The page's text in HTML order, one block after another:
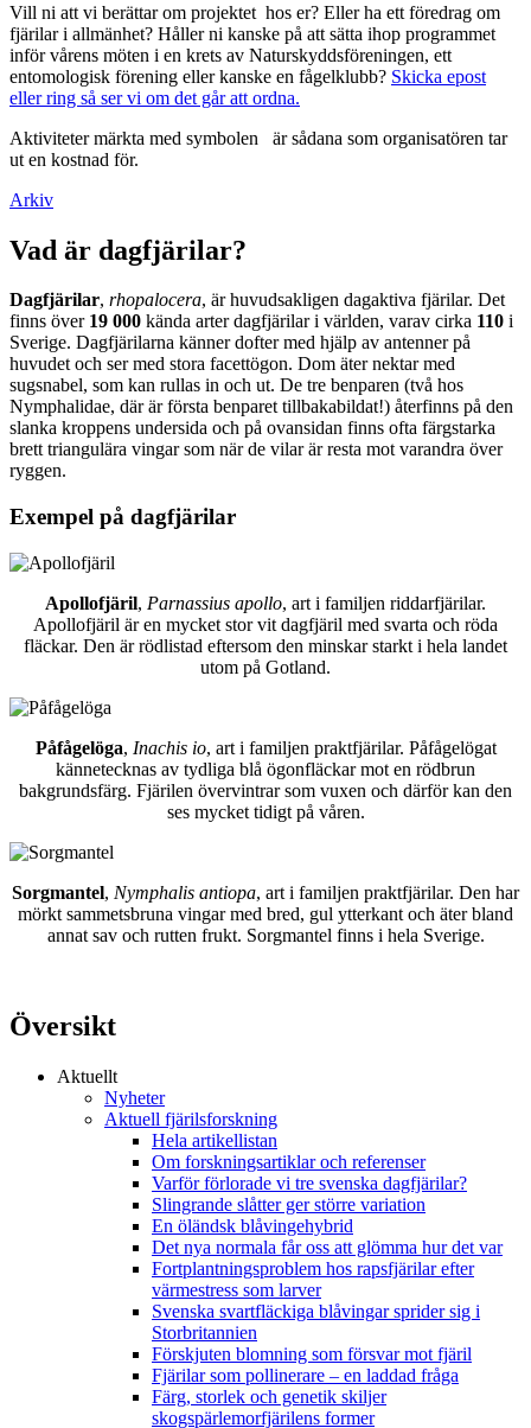
Vill ni att vi berättar om projektet hos er? Eller ha ett föredrag om
fjärilar i allmänhet? Håller ni kanske på att sätta ihop programmet
inför vårens möten i en krets av Naturskyddsföreningen, ett
entomologisk förening eller kanske en fågelklubb? Skicka epost
eller ring så ser vi om det går att ordna.
Aktiviteter märkta med symbolen
är sådana som organisatören tar
ut en kostnad för.
Arkiv
Vad är dagfjärilar?
Dagfjärilar, rhopalocera, är huvudsakligen dagaktiva fjärilar. Det
finns över 19 000 kända arter dagfjärilar i världen, varav cirka 110 i
Sverige. Dagfjärilarna känner dofter med hjälp av antenner på
huvudet och ser med stora facettögon. Dom äter nektar med
sugsnabel, som kan rullas in och ut. De tre benparen (två hos
Nymphalidae, där är första benparet tillbakabildat!) återfinns på den
slanka kroppens undersida och på ovansidan finns ofta färgstarka
brett triangulära vingar som när de vilar är resta mot varandra över
ryggen.
Exempel på dagfjärilar
Apollofjäril, Parnassius apollo, art i familjen riddarfjärilar.
Apollofjäril är en mycket stor vit dagfjäril med svarta och röda
fläckar. Den är rödlistad eftersom den minskar starkt i hela landet
utom på Gotland.
Påfågelöga, Inachis io, art i familjen praktfjärilar. Påfågelögat
kännetecknas av tydliga blå ögonfläckar mot en rödbrun
bakgrundsfärg. Fjärilen övervintrar som vuxen och därför kan den
ses mycket tidigt på våren.
Sorgmantel, Nymphalis antiopa, art i familjen praktfjärilar. Den har
mörkt sammetsbruna vingar med bred, gul ytterkant och äter bland
annat sav och rutten frukt. Sorgmantel finns i hela Sverige.
Översikt
Aktuellt
Nyheter
Aktuell fjärilsforskning
Hela artikellistan
Om forskningsartiklar och referenser
Varför förlorade vi tre svenska dagfjärilar?
Slingrande slåtter ger större variation
En öländsk blåvingehybrid
Det nya normala får oss att glömma hur det var
Fortplantningsproblem hos rapsfjärilar efter
värmestress som larver
Svenska svartfläckiga blåvingar sprider sig i
Storbritannien
Förskjuten blomning som försvar mot fjäril
Fjärilar som pollinerare – en laddad fråga
Färg, storlek och genetik skiljer
skogspärlemorfjärilens former